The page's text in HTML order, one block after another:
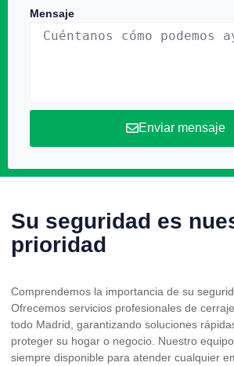
Mensaje
Enviar mensaje
Su seguridad es
prioridad
Comprendemos la importancia de su
Ofrecemos servicios profesionales de
todo Madrid, garantizando soluciones
proteger su hogar o negocio. Nuestro
siempre disponible para atender cualquier